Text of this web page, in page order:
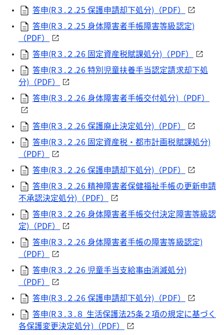
答申(R３.２.25 保護申請却下処分)（PDF）
答申(R３.２.25 身体障害者手帳障害等級認定)
（PDF）
答申(R３.２.26 固定資産税賦課処分)（PDF）
答申(R３.２.26 特別児童扶養手当認定請求却下処
分)（PDF）
答申(R３.２.26 身体障害者手帳交付処分)（PDF）
答申(R３.２.26 保護廃止決定処分)（PDF）
答申(R３.２.26 固定資産税・都市計画税賦課処分)
（PDF）
答申(R３.２.26 保護申請却下処分)（PDF）
答申(R３.２.26 精神障害者保健福祉手帳の更新申請
不承認決定処分)（PDF）
答申(R３.２.26 身体障害者手帳交付決定障害等級認
定)（PDF）
答申(R３.２.26 身体障害者手帳の障害等級認定)
（PDF）
答申(R３.２.26 児童手当支給事由消滅処分)
（PDF）
答申(R３.２.26 保護申請却下処分)（PDF）
答申(R３.３.８ 生活保護法25条２項の規定に基づく
各保護変更決定処分)（PDF）